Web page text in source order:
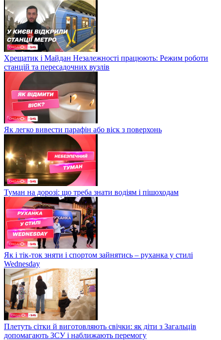
Хрещатик і Майдан Незалежності працюють: Режим роботи
станцій та пересадочних вузлів
Як легко вивести парафін або віск з поверхонь
Туман на дорозі: що треба знати водіям і пішоходам
Як і тік-ток зняти і спортом зайнятись – руханка у стилі
Wednesday
Плетуть сітки й виготовляють свічки: як діти з Загальців
допомагають ЗСУ і наближають перемогу